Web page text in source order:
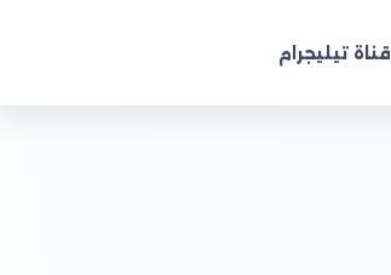
قناة تيليجرام